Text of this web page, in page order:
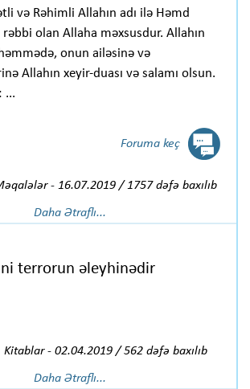
və Rəhimli Allahın adı ilə Həmd
olan Allaha məxsusdur. Allahın
onun ailəsinə və
Allahın xeyir-duası və salamı olsun.
...
Foruma keç
- 16.07.2019 / 1757 dəfə baxılıb
Daha Ətraflı...
terrorun əleyhinədir
Kitablar- 02.04.2019 / 562 dəfə baxılıb
Daha Ətraflı...